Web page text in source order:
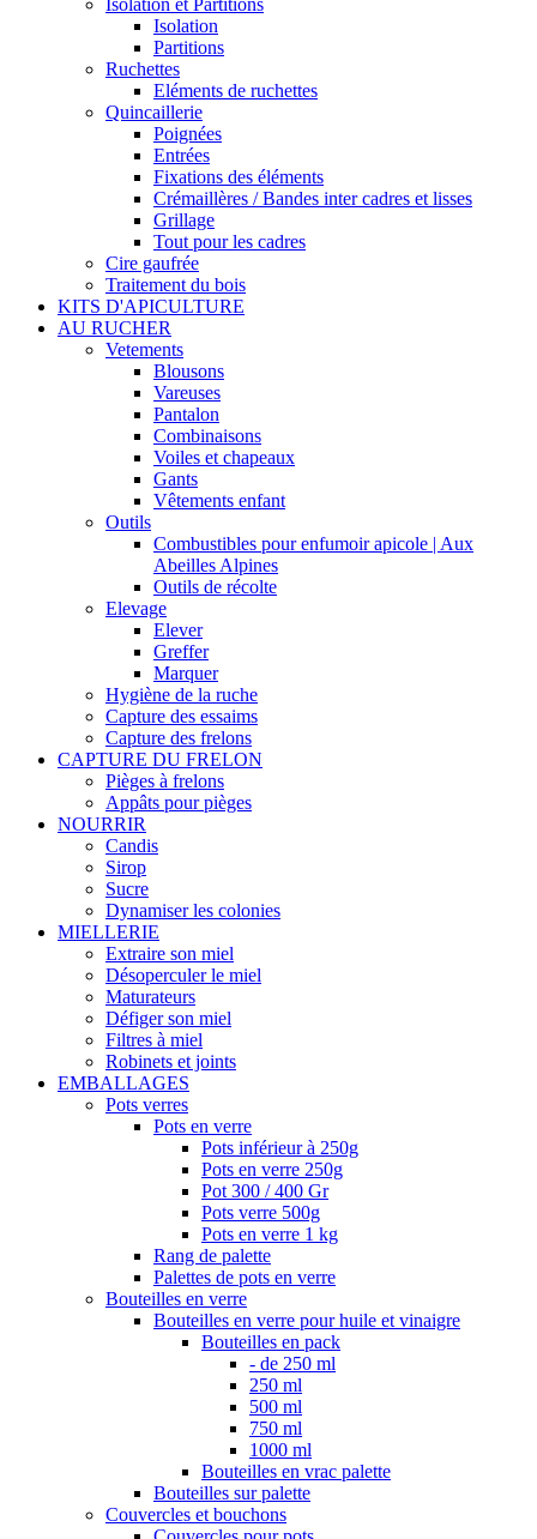
Isolation
Partitions
Ruchettes
Eléments de ruchettes
Quincaillerie
Poignées
Entrées
Fixations des éléments
Crémaillères / Bandes inter cadres et lisses
Grillage
Tout pour les cadres
Cire gaufrée
Traitement du bois
KITS D'APICULTURE
AU RUCHER
Vetements
Blousons
Vareuses
Pantalon
Combinaisons
Voiles et chapeaux
Gants
Vêtements enfant
Outils
Combustibles pour enfumoir apicole | Aux
Abeilles Alpines
Outils de récolte
Elevage
Elever
Greffer
Marquer
Hygiène de la ruche
Capture des essaims
Capture des frelons
CAPTURE DU FRELON
Pièges à frelons
Appâts pour pièges
NOURRIR
Candis
Sirop
Sucre
Dynamiser les colonies
MIELLERIE
Extraire son miel
Désoperculer le miel
Maturateurs
Défiger son miel
Filtres à miel
Robinets et joints
EMBALLAGES
Pots verres
Pots en verre
Pots inférieur à 250g
Pots en verre 250g
Pot 300 / 400 Gr
Pots verre 500g
Pots en verre 1 kg
Rang de palette
Palettes de pots en verre
Bouteilles en verre
Bouteilles en verre pour huile et vinaigre
Bouteilles en pack
- de 250 ml
250 ml
500 ml
750 ml
1000 ml
Bouteilles en vrac palette
Bouteilles sur palette
Couvercles et bouchons